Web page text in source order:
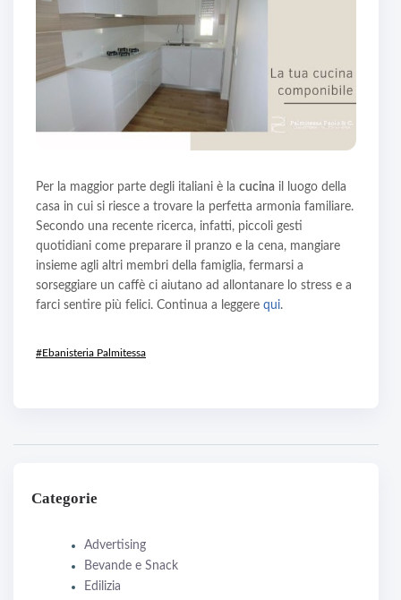
Per la maggior parte degli italiani è la cucina il luogo della
casa in cui si riesce a trovare la perfetta armonia familiare.
Secondo una recente ricerca, infatti, piccoli gesti
quotidiani come preparare il pranzo e la cena, mangiare
insieme agli altri membri della famiglia, fermarsi a
sorseggiare un caffè ci aiutano ad allontanare lo stress e a
farci sentire più felici. Continua a leggere qui.
#Ebanisteria Palmitessa
Categorie
Advertising
Bevande e Snack
Edilizia